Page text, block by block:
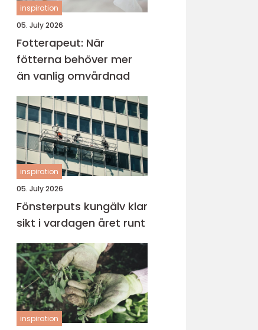
inspiration
05. July 2026
Fotterapeut: När
fötterna behöver mer
än vanlig omvårdnad
inspiration
05. July 2026
Fönsterputs kungälv klar
sikt i vardagen året runt
inspiration